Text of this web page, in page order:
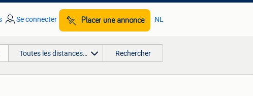
Se connecter Placer une annonce NL
Toutes les distances… Rechercher